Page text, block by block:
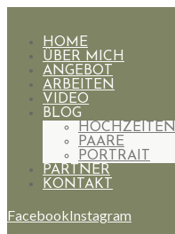
HOME
ÜBER MICH
ANGEBOT
ARBEITEN
VIDEO
BLOG
HOCHZEITEN
PAARE
PORTRAIT
PARTNER
KONTAKT
FacebookInstagram